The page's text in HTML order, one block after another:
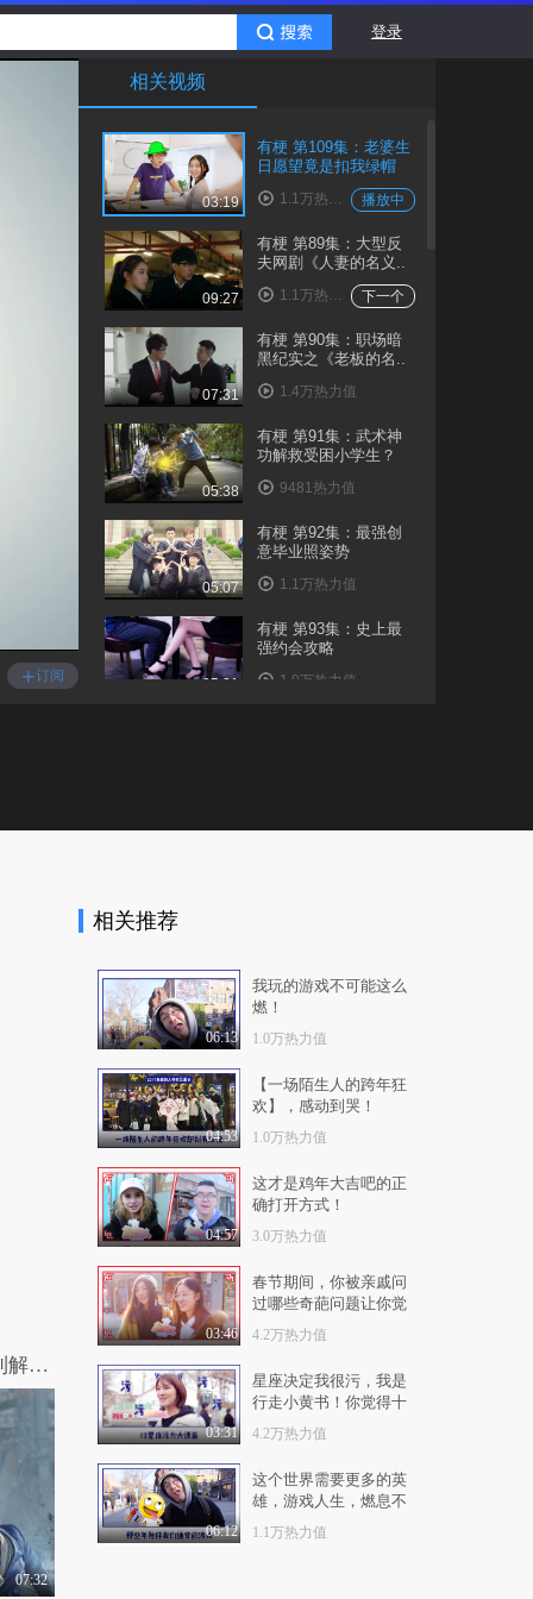
登录
+订阅
相关视频
03:19
有梗 第109集：老婆生
日愿望竟是扣我绿帽
播放中
1.1万热力值
09:27
有梗 第89集：大型反
夫网剧《人妻的名义..
下一个
1.1万热力值
07:31
有梗 第90集：职场暗
黑纪实之《老板的名..
1.4万热力值
05:38
有梗 第91集：武术神
功解救受困小学生？
9481热力值
05:07
有梗 第92集：最强创
意毕业照姿势
1.1万热力值
05:01
有梗 第93集：史上最
强约会攻略
1.0万热力值
08:19
08:32
有梗 第98集：一个失
踪快递引发的惨案
08:29
有梗 第99集：双傻大
战人工智能
06:06
有梗 第100集：这100
集他们都经历了什么
有梗 第101集：狗总竟
有梗 第103集：夏日生
有梗 第104集：神经病
相关推荐
06:13
我玩的游戏不可能这么
燃！
1.0万热力值
04:53
【一场陌生人的跨年狂
欢】，感动到哭！
1.0万热力值
04:57
这才是鸡年大吉吧的正
确打开方式！
3.0万热力值
03:46
春节期间，你被亲戚问
过哪些奇葩问题让你觉
得蜜汁尴尬？结尾高能
神回复！生动形象！
4.2万热力值
03:31
星座决定我很污，我是
行走小黄书！你觉得十
二星座哪个星座最污？
4.2万热力值
06:12
这个世界需要更多的英
雄，游戏人生，燃息不
止！
1.1万热力值
哎呀我去：人性和丧尸哪个更恐怖？犀利解说大热韩片《釜山行》
07:32